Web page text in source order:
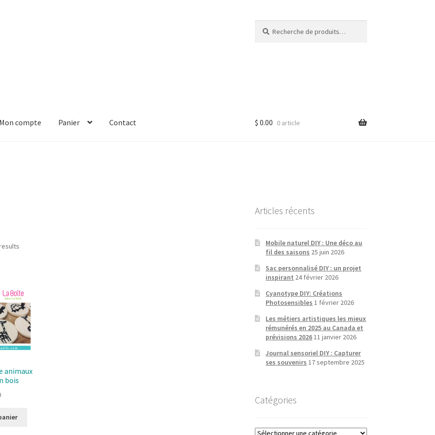
pour :
Mon compte Panier Contact $ 0.00 0 article
animaux
bois
Articles récents
Mobile naturel DIY : Une déco au
fil des saisons 25 juin 2026
Sac personnalisé DIY : un projet
inspirant 24 février 2026
Cyanotype DIY: Créations
Photosensibles 1 février 2026
Les métiers artistiques les mieux
rémunérés en 2025 au Canada et
prévisions 202611 janvier 2026
Journal sensoriel DIY : Capturer
ses souvenirs 17 septembre 2025
Catégories
Catégories